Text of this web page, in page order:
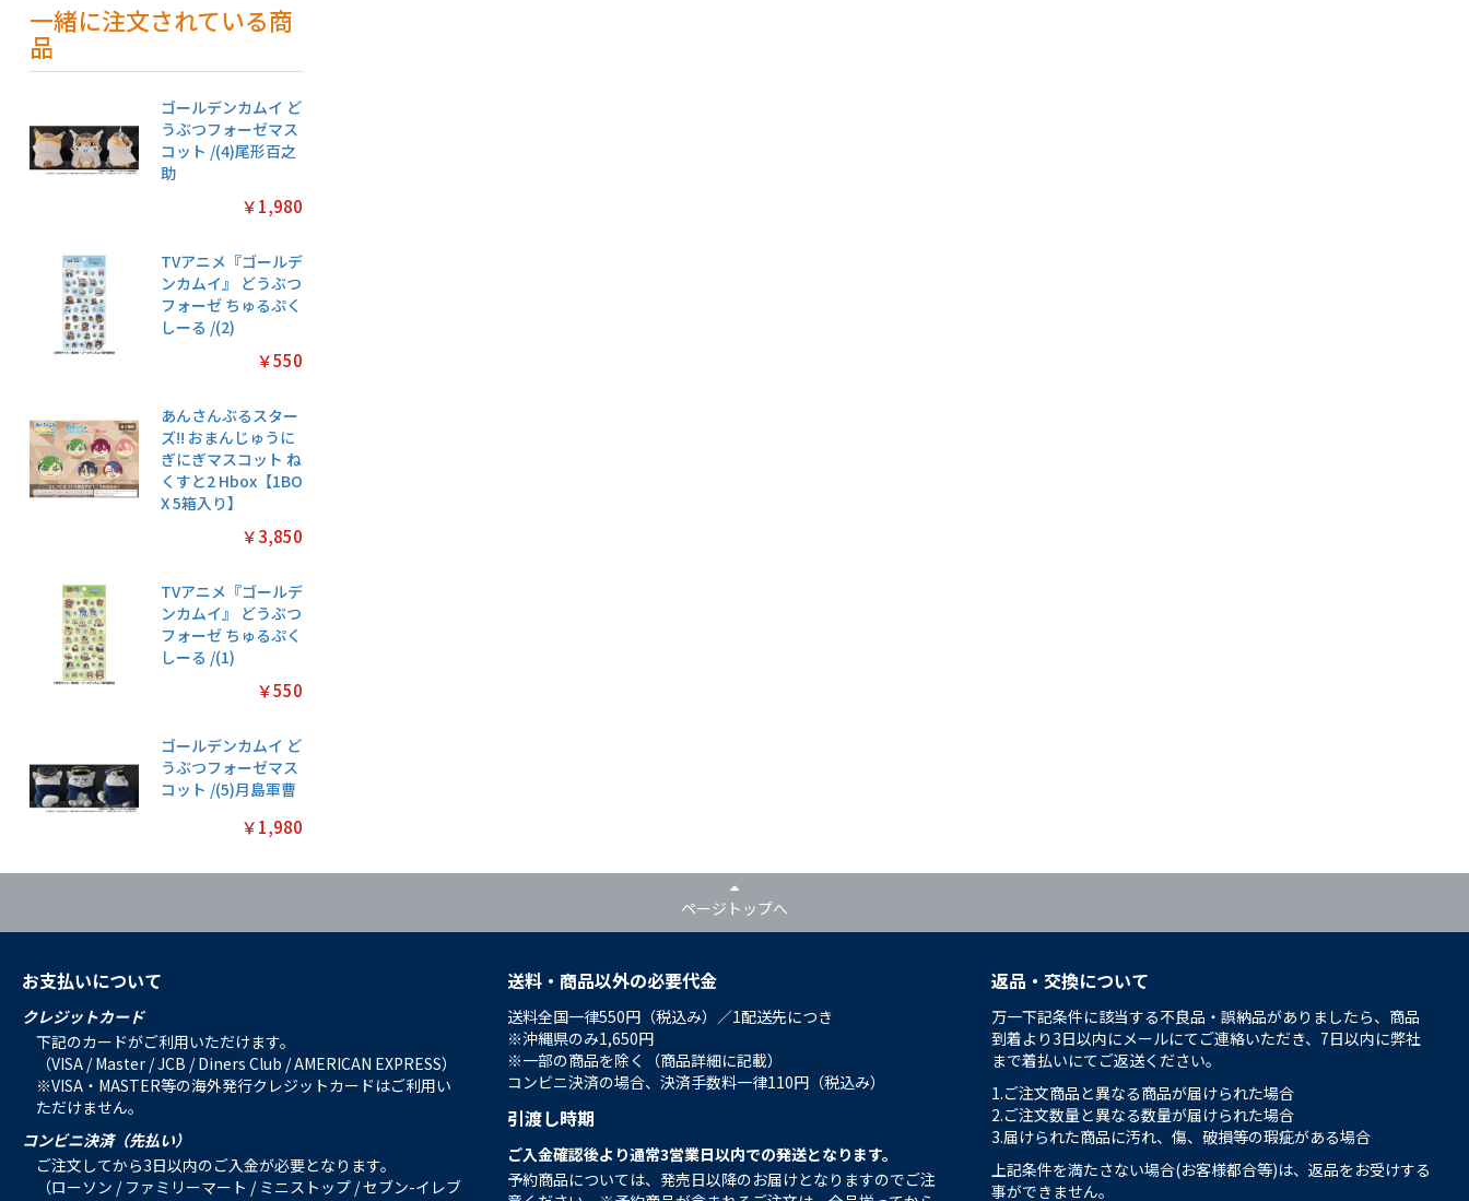
一緒に注文されている商
品
ゴールデンカムイ ど
うぶつフォーゼマス
コット /(4)尾形百之
助
￥1,980
TVアニメ『ゴールデ
ンカムイ』 どうぶつ
フォーゼ ちゅるぷく
しーる /(2)
￥550
あんさんぶるスター
ズ!! おまんじゅうに
ぎにぎマスコット ね
くすと2 Hbox【1BO
X 5箱入り】
￥3,850
TVアニメ『ゴールデ
ンカムイ』 どうぶつ
フォーゼ ちゅるぷく
しーる /(1)
￥550
ゴールデンカムイ ど
うぶつフォーゼマス
コット /(5)月島軍曹
￥1,980
ページトップへ
お支払いについて
クレジットカード
下記のカードがご利用いただけます。
（VISA / Master / JCB / Diners Club / AMERICAN EXPRESS）
※VISA・MASTER等の海外発行クレジットカードはご利用い
ただけません。
コンビニ決済（先払い）
ご注文してから3日以内のご入金が必要となります。
（ローソン / ファミリーマート / ミニストップ / セブン-イレブ
送料・商品以外の必要代金
送料全国一律550円（税込み）／1配送先につき
※沖縄県のみ1,650円
※一部の商品を除く（商品詳細に記載）
コンビニ決済の場合、決済手数料一律110円（税込み）
引渡し時期
ご入金確認後より通常3営業日以内での発送となります。
予約商品については、発売日以降のお届けとなりますのでご注
返品・交換について
万一下記条件に該当する不良品・誤納品がありましたら、商品
到着より3日以内にメールにてご連絡いただき、7日以内に弊社
まで着払いにてご返送ください。
1.ご注文商品と異なる商品が届けられた場合
2.ご注文数量と異なる数量が届けられた場合
3.届けられた商品に汚れ、傷、破損等の瑕疵がある場合
上記条件を満たさない場合(お客様都合等)は、返品をお受けする
事ができません。